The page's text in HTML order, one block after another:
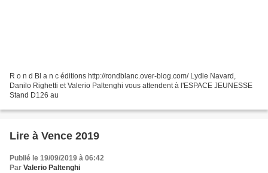
R o n d Bl a n c éditions http://rondblanc.over-blog.com/ Lydie Navard,
Danilo Righetti et Valerio Paltenghi vous attendent à l'ESPACE JEUNESSE
Stand D126 au
Lire à Vence 2019
Publié le 19/09/2019 à 06:42
Par Valerio Paltenghi